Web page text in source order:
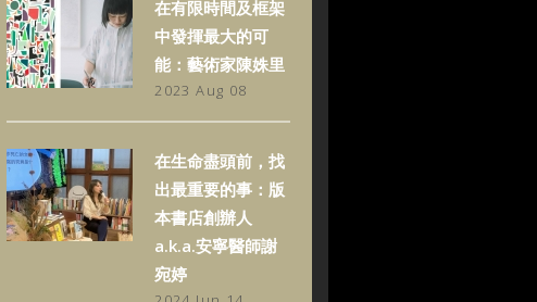
在有限時間及框架
中發揮最大的可
能：藝術家陳姝里
2023 Aug 08
在生命盡頭前，找
出最重要的事：版
本書店創辦人
a.k.a.安寧醫師謝
宛婷